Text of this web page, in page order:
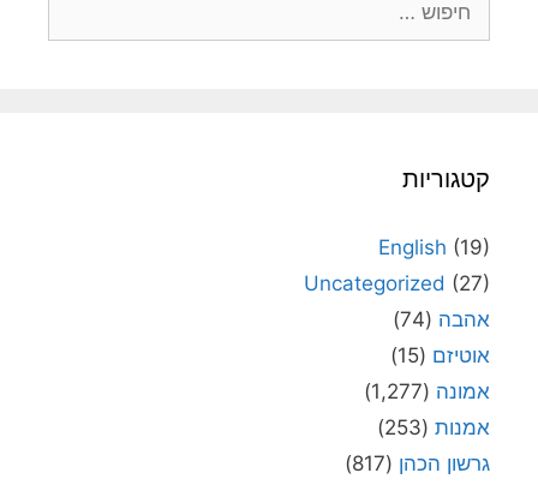
קטגוריות
English (19)
Uncategorized (27)
אהבה (74)
אוטיזם (15)
אמונה (1,277)
אמנות (253)
גרשון הכהן (817)